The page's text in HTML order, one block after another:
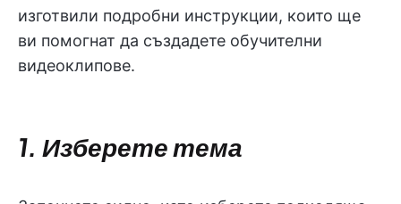
изготвили подробни инструкции, които ще
ви помогнат да създадете обучителни
видеоклипове.
1. Изберете тема